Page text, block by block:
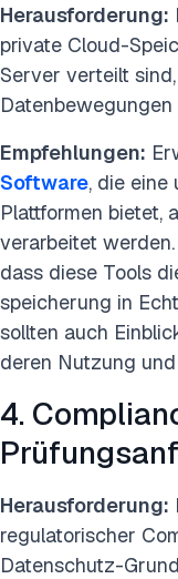
Herausforderung:
private Cloud-
Server verteilt
Empfehlungen:
Software, die eine
Plattformen bietet,
verarbeitet
dass diese Tools
speicherung in
sollten auch
deren Nutzung
4.
Herausforderung:
regulatorischer
Datenschutz-